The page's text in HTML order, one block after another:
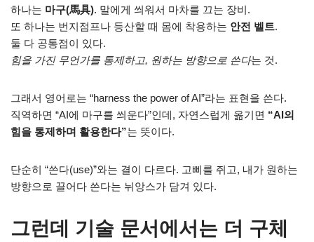
하나는 마구(馬具). 말에게 씌워서 마차를 끄는 장비.
또 하나는 번지점프나 등산할 때 몸에 착용하는 안전 벨트.
둘 다 공통점이 있다.
힘을 가진 무언가를 통제하고, 원하는 방향으로 쓴다는 것.
그래서 영어로는 “harness the power of AI”라는 표현을 쓴다.
직역하면 “AI에 마구를 씌운다”인데, 자연스럽게 옮기면 “AI의
힘을 통제하며 활용한다”는 뜻이다.
단순히 “쓴다(use)”와는 결이 다르다. 고삐를 쥐고, 내가 원하는
방향으로 끌어다 쓴다는 뉘앙스가 담겨 있다.
그런데 기술 문서에서는 더 구체